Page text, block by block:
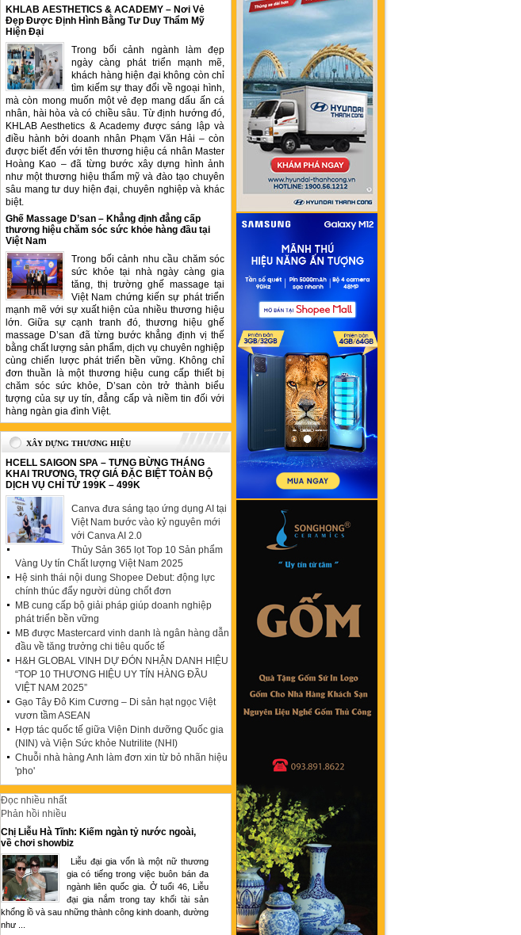
KHLAB AESTHETICS & ACADEMY – Nơi Vẻ
Đẹp Được Định Hình Bằng Tư Duy Thẩm Mỹ
Hiện Đại
Trong bối cảnh ngành làm đẹp
ngày càng phát triển mạnh mẽ,
khách hàng hiện đại không còn chỉ
tìm kiếm sự thay đổi về ngoại hình,
mà còn mong muốn một vẻ đẹp mang dấu ấn cá
nhân, hài hòa và có chiều sâu. Từ định hướng đó,
KHLAB Aesthetics & Academy được sáng lập và
điều hành bởi doanh nhân Phạm Văn Hải – còn
được biết đến với tên thương hiệu cá nhân Master
Hoàng Kao – đã từng bước xây dựng hình ảnh
như một thương hiệu thẩm mỹ và đào tạo chuyên
sâu mang tư duy hiện đại, chuyên nghiệp và khác
biệt.
Ghế Massage D’san – Khẳng định đẳng cấp
thương hiệu chăm sóc sức khỏe hàng đầu tại
Việt Nam
Trong bối cảnh nhu cầu chăm sóc
sức khỏe tại nhà ngày càng gia
tăng, thị trường ghế massage tại
Việt Nam chứng kiến sự phát triển
mạnh mẽ với sự xuất hiện của nhiều thương hiệu
lớn. Giữa sự cạnh tranh đó, thương hiệu ghế
massage D’san đã từng bước khẳng định vị thế
bằng chất lượng sản phẩm, dịch vụ chuyên nghiệp
cùng chiến lược phát triển bền vững. Không chỉ
đơn thuần là một thương hiệu cung cấp thiết bị
chăm sóc sức khỏe, D’san còn trở thành biểu
tượng của sự uy tín, đẳng cấp và niềm tin đối với
hàng ngàn gia đình Việt.
XÂY DỰNG THƯƠNG HIỆU
HCELL SAIGON SPA – TƯNG BỪNG THÁNG
KHAI TRƯƠNG, TRỢ GIÁ ĐẶC BIỆT TOÀN BỘ
DỊCH VỤ CHỈ TỪ 199K – 499K
Canva đưa sáng tạo ứng dụng AI tại
Việt Nam bước vào kỷ nguyên mới
với Canva AI 2.0
Thủy Sản 365 lọt Top 10 Sản phẩm
Vàng Uy tín Chất lượng Việt Nam 2025
Hệ sinh thái nội dung Shopee Debut: động lực
chính thúc đẩy người dùng chốt đơn
MB cung cấp bộ giải pháp giúp doanh nghiệp
phát triển bền vững
MB được Mastercard vinh danh là ngân hàng dẫn
đầu về tăng trưởng chi tiêu quốc tế
H&H GLOBAL VINH DỰ ĐÓN NHẬN DANH HIỆU
“TOP 10 THƯƠNG HIỆU UY TÍN HÀNG ĐẦU
VIỆT NAM 2025”
Gạo Tây Đô Kim Cương – Di sản hạt ngọc Việt
vươn tầm ASEAN
Hợp tác quốc tế giữa Viện Dinh dưỡng Quốc gia
(NIN) và Viện Sức khỏe Nutrilite (NHI)
Chuỗi nhà hàng Anh làm đơn xin từ bỏ nhãn hiệu
'pho'
Đọc nhiều nhất
Phản hồi nhiều
Chị Liễu Hà Tĩnh: Kiếm ngàn tỷ nước ngoài,
về chơi showbiz
Liễu đại gia vốn là một nữ thương
gia có tiếng trong việc buôn bán đa
ngành liên quốc gia. Ở tuổi 46, Liễu
đại gia nắm trong tay khối tài sản
khổng lồ và sau những thành công kinh doanh, dường
như ...